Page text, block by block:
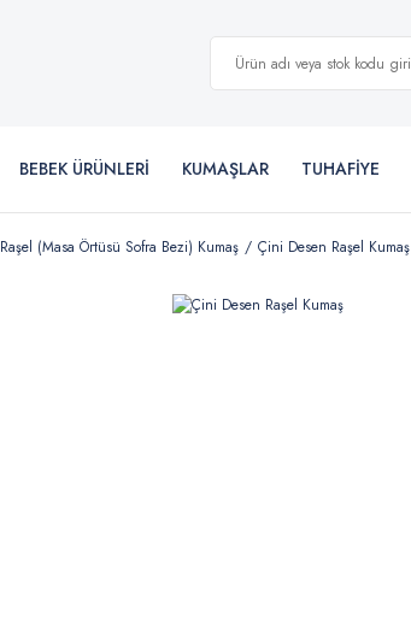
BEBEK ÜRÜNLERİ KUMAŞLAR TUHAFİYE
Raşel (Masa Örtüsü Sofra Bezi) Kumaş Çini Desen Raşel Kumaş